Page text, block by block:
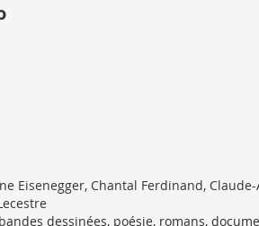
Eisenegger, Chantal Ferdinand,
dessinées, poésie, romans,